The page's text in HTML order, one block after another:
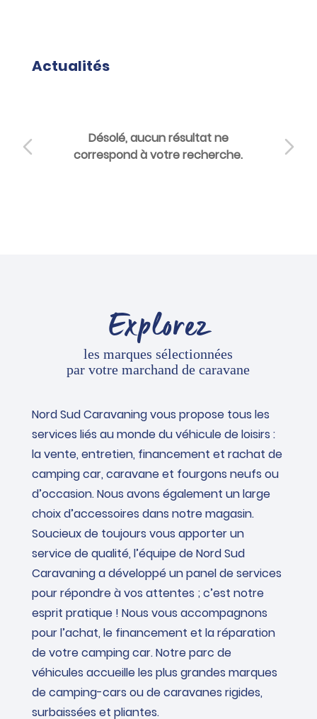
Actualités
Désolé, aucun résultat ne
correspond à votre recherche.
Explorez
les marques sélectionnées
par votre marchand de caravane
Nord Sud Caravaning vous propose tous les
services liés au monde du véhicule de loisirs :
la vente, entretien, financement et rachat de
camping car, caravane et fourgons neufs ou
d’occasion. Nous avons également un large
choix d’accessoires dans notre magasin.
Soucieux de toujours vous apporter un
service de qualité, l’équipe de Nord Sud
Caravaning a développé un panel de services
pour répondre à vos attentes ; c’est notre
esprit pratique ! Nous vous accompagnons
pour l’achat, le financement et la réparation
de votre camping car. Notre parc de
véhicules accueille les plus grandes marques
de camping-cars ou de caravanes rigides,
surbaissées et pliantes.